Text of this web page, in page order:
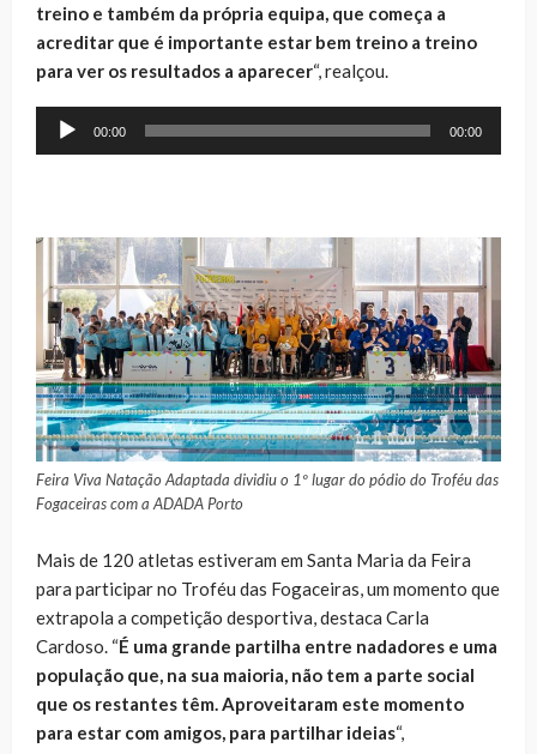
treino e também da própria equipa, que começa a
acreditar que é importante estar bem treino a treino
para ver os resultados a aparecer“, realçou.
Reprodutor
00:00 00:00
Feira Viva Natação Adaptada dividiu o 1º lugar do pódio do Troféu das
Fogaceiras com a ADADA Porto
Mais de 120 atletas estiveram em Santa Maria da Feira
para participar no Troféu das Fogaceiras, um momento que
extrapola a competição desportiva, destaca Carla
Cardoso. “É uma grande partilha entre nadadores e uma
população que, na sua maioria, não tem a parte social
que os restantes têm. Aproveitaram este momento
para estar com amigos, para partilhar ideias“,